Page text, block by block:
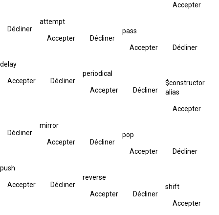
Accepter
Décliner
attempt
Accepter Décliner
pass
Accepter Décliner
delay
Accepter Décliner
periodical
Accepter Décliner
$constructor
alias
Accepter
Décliner
mirror
Accepter Décliner
pop
Accepter Décliner
push
Accepter Décliner
reverse
Accepter Décliner
shift
Accepter